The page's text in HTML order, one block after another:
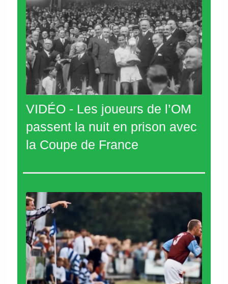
VIDÉO - Les joueurs de l’OM
passent la nuit en prison avec
la Coupe de France